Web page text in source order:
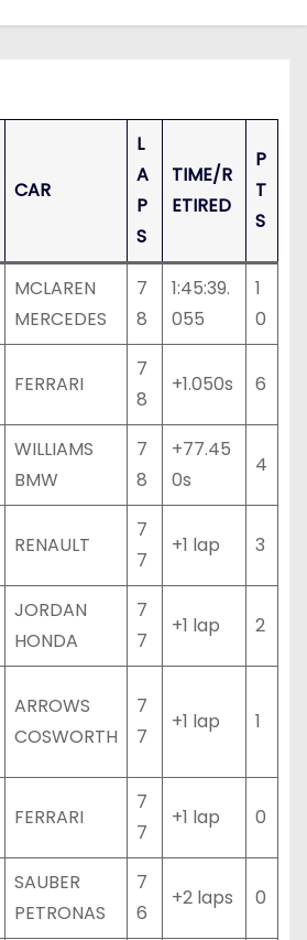
CAR
L
A
P
S
TIME/R
ETIRED
P
T
S
MCLAREN
MERCEDES
7
8
1:45:39.
055
1
0
FERRARI
7
8
+1.050s 6
WILLIAMS
BMW
7
8
+77.45
0s
4
RENAULT
7
7
+1 lap 3
JORDAN
HONDA
7
7
+1 lap 2
ARROWS
COSWORTH
7
7
+1 lap 1
FERRARI
7
7
+1 lap 0
SAUBER
PETRONAS
7
6
+2 laps 0